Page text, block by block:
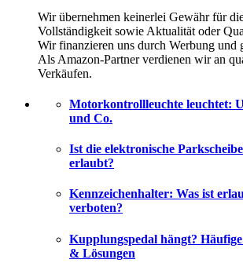
Wir übernehmen keinerlei Gewähr für
Vollständigkeit sowie Aktualität oder
Wir finanzieren uns durch Werbung und
Als Amazon-Partner verdienen wir an
Verkäufen.
Motorkontrollleuchte leuchtet:
und Co.
Ist die elektronische
erlaubt?
Kennzeichenhalter: Was ist
verboten?
Kupplungspedal hängt?
& Lösungen